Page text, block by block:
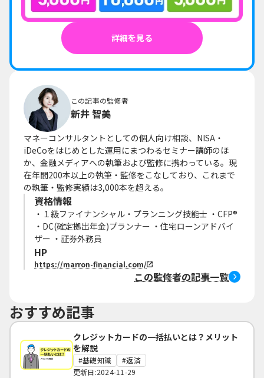
詳細を見る
この記事の監修者
新井 智美
マネーコンサルタントとしての個人向け相談、NISA・
iDeCoをはじめとした運用にまつわるセミナー講師のほ
か、金融メディアへの執筆および監修に携わっている。現
在年間200本以上の執筆・監修をこなしており、これまで
の執筆・監修実績は3,000本を超える。
資格情報
・１級ファイナンシャル・プランニング技能士 ・CFP®
・DC(確定拠出年金)プランナー ・住宅ローンアドバイ
ザー ・証券外務員
HP
https://marron-financial.com/
この監修者の記事一覧
おすすめ記事
クレジットカードの一括払いとは？メリット
を解説
基礎知識
返済
更新日:2024-11-29